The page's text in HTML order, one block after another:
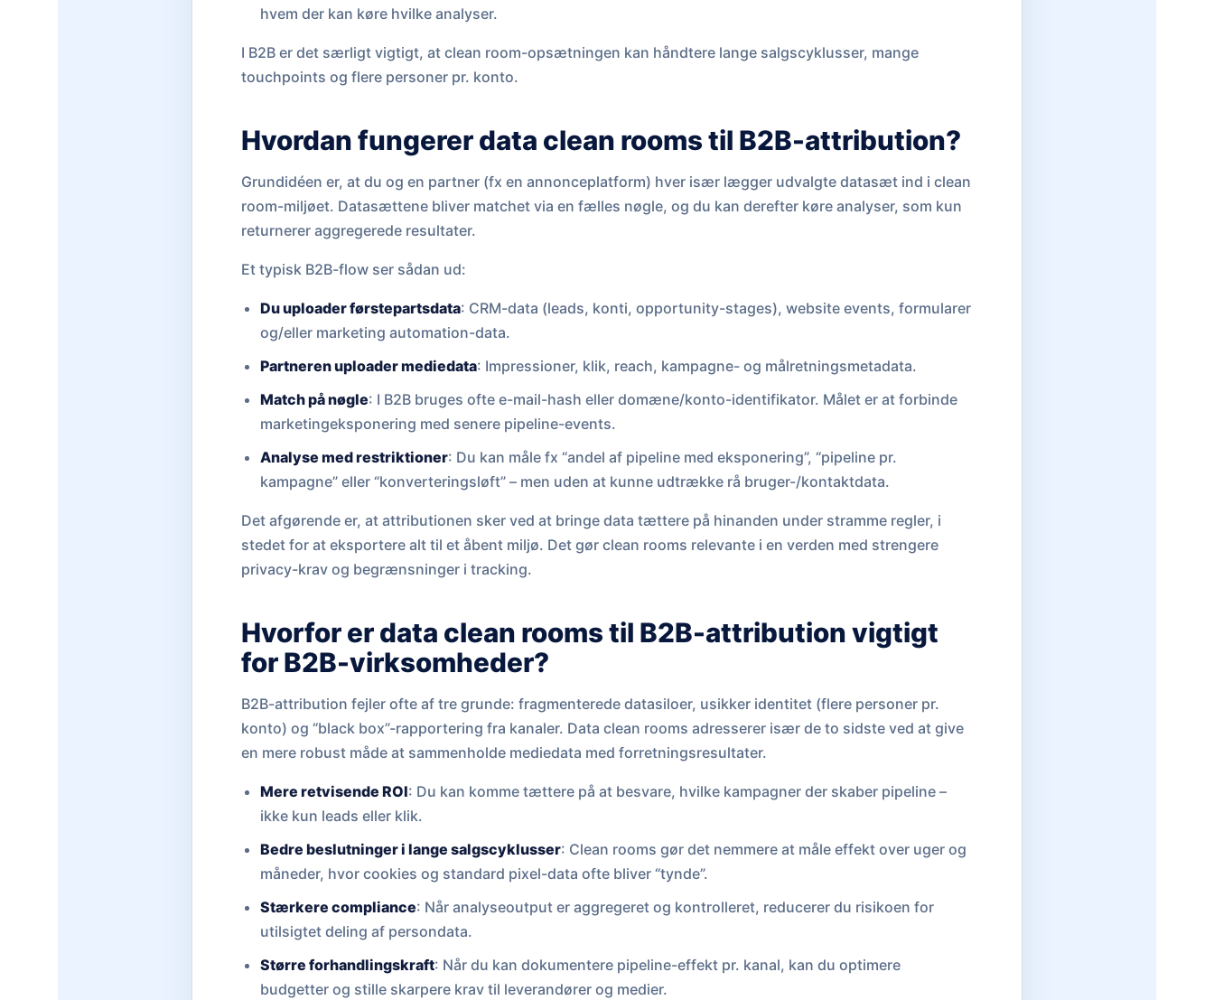
hvem der kan køre hvilke analyser.
I B2B er det særligt vigtigt, at clean room-opsætningen kan håndtere lange salgscyklusser, mange
touchpoints og flere personer pr. konto.
Hvordan fungerer data clean rooms til B2B-attribution?
Grundidéen er, at du og en partner (fx en annonceplatform) hver især lægger udvalgte datasæt ind i clean
room-miljøet. Datasættene bliver matchet via en fælles nøgle, og du kan derefter køre analyser, som kun
returnerer aggregerede resultater.
Et typisk B2B-flow ser sådan ud:
Du uploader førstepartsdata: CRM-data (leads, konti, opportunity-stages), website events, formularer
og/eller marketing automation-data.
Partneren uploader mediedata: Impressioner, klik, reach, kampagne- og målretningsmetadata.
Match på nøgle: I B2B bruges ofte e-mail-hash eller domæne/konto-identifikator. Målet er at forbinde
marketingeksponering med senere pipeline-events.
Analyse med restriktioner: Du kan måle fx “andel af pipeline med eksponering”, “pipeline pr.
kampagne” eller “konverteringsløft” – men uden at kunne udtrække rå bruger-/kontaktdata.
Det afgørende er, at attributionen sker ved at bringe data tættere på hinanden under stramme regler, i
stedet for at eksportere alt til et åbent miljø. Det gør clean rooms relevante i en verden med strengere
privacy-krav og begrænsninger i tracking.
Hvorfor er data clean rooms til B2B-attribution vigtigt
for B2B-virksomheder?
B2B-attribution fejler ofte af tre grunde: fragmenterede datasiloer, usikker identitet (flere personer pr.
konto) og “black box”-rapportering fra kanaler. Data clean rooms adresserer især de to sidste ved at give
en mere robust måde at sammenholde mediedata med forretningsresultater.
Mere retvisende ROI: Du kan komme tættere på at besvare, hvilke kampagner der skaber pipeline –
ikke kun leads eller klik.
Bedre beslutninger i lange salgscyklusser: Clean rooms gør det nemmere at måle effekt over uger og
måneder, hvor cookies og standard pixel-data ofte bliver “tynde”.
Stærkere compliance: Når analyseoutput er aggregeret og kontrolleret, reducerer du risikoen for
utilsigtet deling af persondata.
Større forhandlingskraft: Når du kan dokumentere pipeline-effekt pr. kanal, kan du optimere
budgetter og stille skarpere krav til leverandører og medier.